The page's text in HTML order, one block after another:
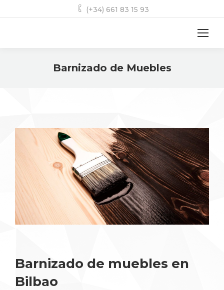
(+34) 661 83 15 93
Barnizado de Muebles
Barnizado de muebles en
Bilbao